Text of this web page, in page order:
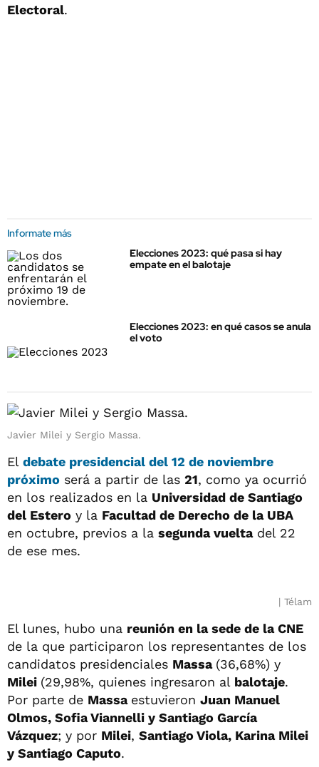
Electoral.
Informate más
Elecciones 2023: qué pasa si hay
empate en el balotaje
Elecciones 2023: en qué casos se anula
el voto
Javier Milei y Sergio Massa.
El debate presidencial del 12 de noviembre
próximo será a partir de las 21, como ya ocurrió
en los realizados en la Universidad de Santiago
del Estero y la Facultad de Derecho de la UBA
en octubre, previos a la segunda vueltadel 22
de ese mes.
Télam
El lunes, hubo una reunión en la sede de la CNE
de la que participaron los representantes de los
candidatos presidenciales Massa (36,68%) y
Milei (29,98%, quienes ingresaron al balotaje.
Por parte de Massa estuvieron Juan Manuel
Olmos, Sofia Viannelli y Santiago García
Vázquez; y por Milei, Santiago Viola, Karina Milei
y Santiago Caputo.